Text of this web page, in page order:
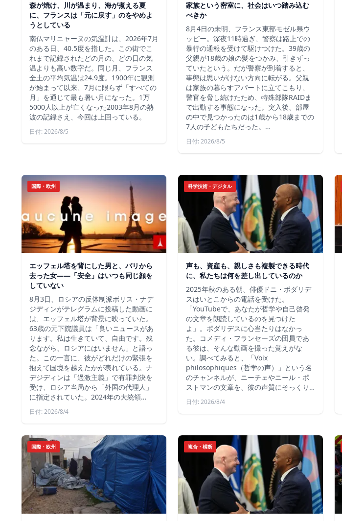
森が焼け、川が温まり、海が煮える夏
に、フランスは「元に戻す」のをやめよ
うとしている
南仏マリニャーヌの気温計は、2026年7月
のある日、40.5度を指した。この街でこ
れまで記録されたどの月の、どの日の気
温よりも高い数字だ。同じ月、フランス
全土の平均気温は24.9度。1900年に観測
が始まって以来、7月に限らず「すべての
月」を通じて最も暑い月になった。1万
5000人以上が亡くなった2003年8月の熱
波の記録さえ、今回は上回っている。
日付: 2026/8/5
家族という密室に、社会はいつ踏み込む
べきか
8月4日の未明、フランス東部モゼル県ウ
ッピー。深夜11時過ぎ、警察は路上での
暴行の通報を受けて駆けつけた。39歳の
父親が18歳の娘の髪をつかみ、引きずっ
ていたという。だが警察が到着すると、
事態は思いがけない方向に転がる。父親
は家族の暮らすアパートに立てこもり、
警官を脅し続けたため、特殊部隊RAIDま
で出動する事態になった。突入後、部屋
の中で見つかったのは1歳から18歳までの
7人の子どもたちだった。…
日付: 2026/8/5
国際・欧州
エッフェル塔を背にした男と、パリから
去った女——「安全」はいつも同じ顔を
していない
8月3日、ロシアの反体制派ボリス・ナデ
ジディンがテレグラムに投稿した動画に
は、エッフェル塔が背景に映っていた。
63歳の元下院議員は「良いニュースがあ
ります。私は生きていて、自由です。残
念ながら、ロシアにはいません」と語っ
た。この一言に、彼がどれだけの緊張を
抱えて国境を越えたかが表れている。ナ
デジディンは「過激主義」で有罪判決を
受け、ロシア当局から「外国の代理人」
に指定されていた。2024年の大統領…
日付: 2026/8/4
科学技術・デジタル
声も、資産も、親しさも複製できる時代
に、私たちは何を差し出しているのか
2025年秋のある朝、俳優ドニ・ポダリデ
スはいとこからの電話を受けた。
「YouTubeで、あなたが哲学や自己啓発
の文章を朗読しているのを見つけた
よ」。ポダリデスに心当たりはなかっ
た。コメディ・フランセーズの団員であ
る彼は、そんな動画を撮った覚えがな
い。調べてみると、「Voix
philosophiques（哲学の声）」という名
のチャンネルが、ニーチェやニール・ポ
ストマンの文章を、彼の声質にそっくり…
日付: 2026/8/4
国際・欧州 複合・横断